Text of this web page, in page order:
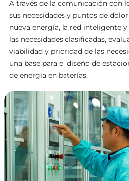
A través de la comunicación con
sus necesidades y puntos de
nueva energía, la red inteligente
las necesidades clasificadas,
viabilidad y prioridad de las
una base para el diseño de
de energía en baterías.